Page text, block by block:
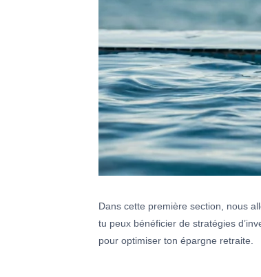
Dans cette première section, nous
tu peux bénéficier de stratégies
pour optimiser ton épargne retraite.